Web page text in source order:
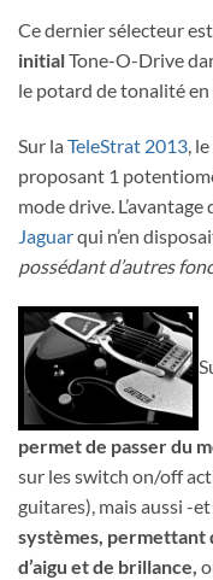
Ce dernier sélecteur
initialTone-O-Drive
le potard de tonalité en
Sur la TeleStrat 2013,
proposant 1
mode drive.
Jaguarqui n’en
possédant d’autres
permet de passer du
sur les switch on/off
guitares), mais aussi -
systèmes, permettant
d’aigu et de brillance,